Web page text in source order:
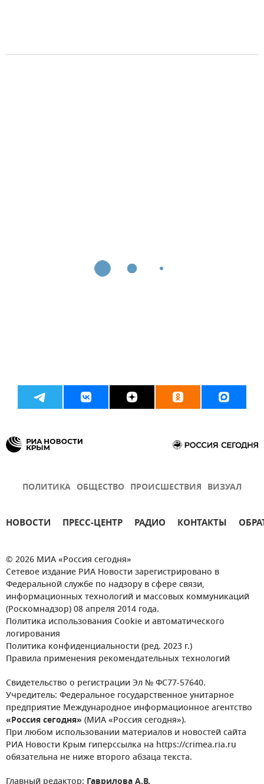
ПОЛИТИКА ОБЩЕСТВО ПРОИСШЕСТВИЯ ВИЗУАЛ
НОВОСТИ ПРЕСС-ЦЕНТР РАДИО КОНТАКТЫ
© 2026 МИА «Россия сегодня»
Сетевое издание РИА Новости зарегистрировано в
Федеральной службе по надзору в сфере связи,
информационных технологий и массовых коммуникаций
(Роскомнадзор) 08 апреля 2014 года.
Политика использования Cookie и автоматического
логирования
Политика конфиденциальности (ред. 2023 г.)
Правила применения рекомендательных технологий
Свидетельство о регистрации Эл № ФС77-57640.
Учредитель: Федеральное государственное унитарное
предприятие Международное информационное агентство
«Россия сегодня» (МИА «Россия сегодня»).
При любом использовании материалов и новостей сайта
РИА Новости Крым гиперссылка на https://crimea.ria.ru
обязательна не ниже второго абзаца текста.